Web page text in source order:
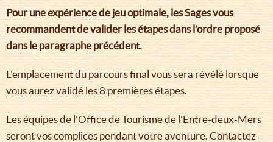
Pour une expérience de jeu optimale, les Sages vous
recommandent de valider les étapes dans l’ordre proposé
dans le paragraphe précédent.
L’emplacement du parcours final vous sera révélé lorsque
vous aurez validé les 8 premières étapes.
Les équipes de l’Office de Tourisme de l’Entre-deux-Mers
seront vos complices pendant votre aventure. Contactez-